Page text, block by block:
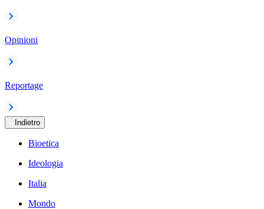
Opinioni
Reportage
Indietro
Bioetica
Ideologia
Italia
Mondo